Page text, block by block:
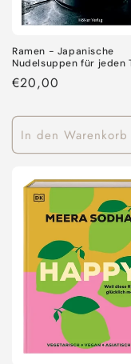
Ramen - Japanische
Nudelsuppen für jeden
Normaler
€20,00
In den